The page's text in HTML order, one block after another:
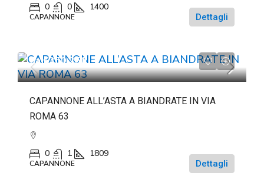
0 0 1400
CAPANNONE Dettagli
da€350.250
CAPANNONE ALL’ASTA A BIANDRATE IN VIA
ROMA 63
0 1 1809
CAPANNONE Dettagli